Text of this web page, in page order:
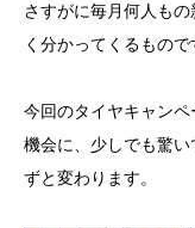
さすがに毎月何人も
く分かってくるもので
今回のタイヤキャン
機会に、少しでも驚
ずと変わります。